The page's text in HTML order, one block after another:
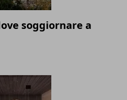
soggiornare a